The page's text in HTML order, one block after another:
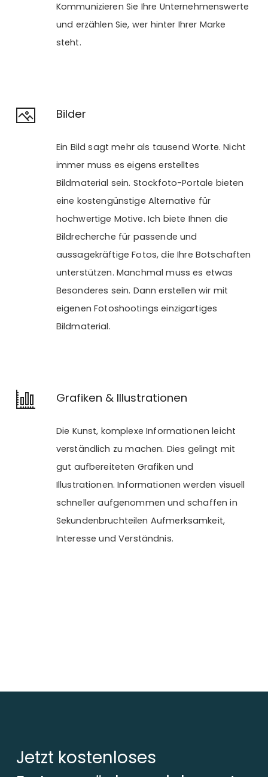
Kommunizieren Sie Ihre Unternehmenswerte
und erzählen Sie, wer hinter Ihrer Marke
steht.
Bilder
Ein Bild sagt mehr als tausend Worte. Nicht
immer muss es eigens erstelltes
Bildmaterial sein. Stockfoto-Portale bieten
eine kostengünstige Alternative für
hochwertige Motive. Ich biete Ihnen die
Bildrecherche für passende und
aussagekräftige Fotos, die Ihre Botschaften
unterstützen. Manchmal muss es etwas
Besonderes sein. Dann erstellen wir mit
eigenen Fotoshootings einzigartiges
Bildmaterial.
Grafiken & Illustrationen
Die Kunst, komplexe Informationen leicht
verständlich zu machen. Dies gelingt mit
gut aufbereiteten Grafiken und
Illustrationen. Informationen werden visuell
schneller aufgenommen und schaffen in
Sekundenbruchteilen Aufmerksamkeit,
Interesse und Verständnis.
Jetzt kostenloses